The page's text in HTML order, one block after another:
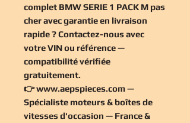
complet BMW SERIE 1 PACK M pas
cheravec garantie en livraison
rapide ? Contactez-nous avec
votre VIN ou référence —
compatibilité vérifiée
gratuitement.
👉www.aepspieces.com—
Spécialiste moteurs & boîtes de
vitesses d'occasion — France &